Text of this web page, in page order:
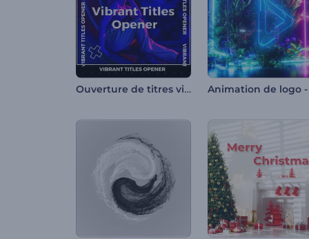
Ouverture de titres vibrante